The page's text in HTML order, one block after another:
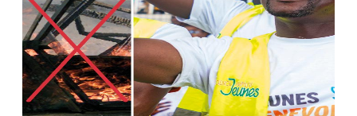
Nommé Médiateur de la
République, Gaoussou Touré prend
officiellement fonction
AIP
13 mars 2026, 10:43
Nécrologie : décès de Guillaume